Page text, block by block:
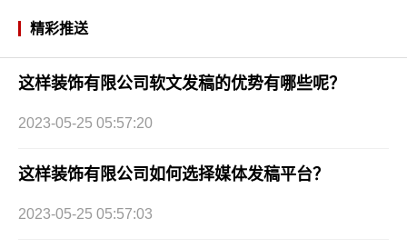
精彩推送
这样装饰有限公司软文发稿的优势有哪些呢？
2023-05-25 05:57:20
这样装饰有限公司如何选择媒体发稿平台？
2023-05-25 05:57:03